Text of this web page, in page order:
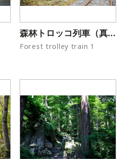
森林トロッコ列車（真室川）1
Forest trolley train 1